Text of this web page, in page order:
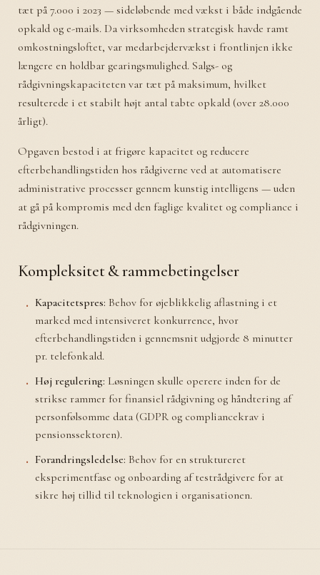
tæt på 7.000 i 2023 — sideløbende med vækst i både indgående
opkald og e-mails. Da virksomheden strategisk havde ramt
omkostningsloftet, var medarbejdervækst i frontlinjen ikke
længere en holdbar gearingsmulighed. Salgs- og
rådgivningskapaciteten var tæt på maksimum, hvilket
resulterede i et stabilt højt antal tabte opkald (over 28.000
årligt).
Opgaven bestod i at frigøre kapacitet og reducere
efterbehandlingstiden hos rådgiverne ved at automatisere
administrative processer gennem kunstig intelligens — uden
at gå på kompromis med den faglige kvalitet og compliance i
rådgivningen.
Kompleksitet & rammebetingelser
Kapacitetspres: Behov for øjeblikkelig aflastning i et
marked med intensiveret konkurrence, hvor
efterbehandlingstiden i gennemsnit udgjorde 8 minutter
pr. telefonkald.
Høj regulering: Løsningen skulle operere inden for de
strikse rammer for finansiel rådgivning og håndtering af
personfølsomme data (GDPR og compliancekrav i
pensionssektoren).
Forandringsledelse: Behov for en struktureret
eksperimentfase og onboarding af testrådgivere for at
sikre høj tillid til teknologien i organisationen.